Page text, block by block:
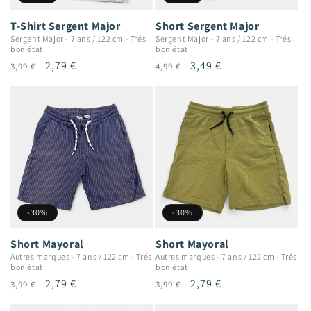
T-Shirt Sergent Major
Sergent Major - 7 ans / 122 cm - Trés
bon état
Prix
3,99 €
Prix
2,79 €
Short Sergent Major
Sergent Major - 7 ans / 122 cm - Trés
bon état
Prix
4,99 €
Prix
3,49 €
-30%
Short Mayoral
Autres marques -7 ans / 122 cm -Trés
bon état
Prix
3,99 €
Prix
2,79 €
-30%
Short Mayoral
Autres marques -7 ans / 122 cm -Trés
bon état
Prix
3,99 €
Prix
2,79 €